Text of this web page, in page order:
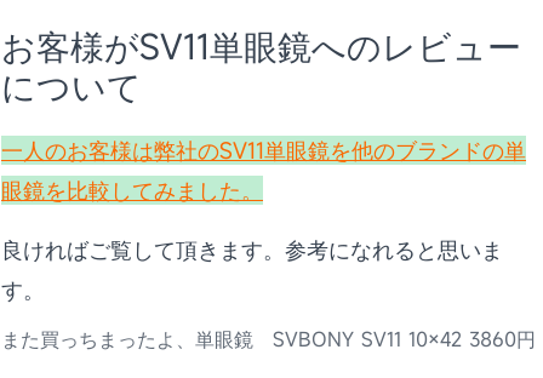
お客様がSV11単眼鏡へのレビュー
について
一人のお客様は弊社のSV11単眼鏡を他のブランドの単
眼鏡を比較してみました。
良ければご覧して頂きます。参考になれると思いま
す。
また買っちまったよ、単眼鏡 SVBONY SV11 10×42 3860円